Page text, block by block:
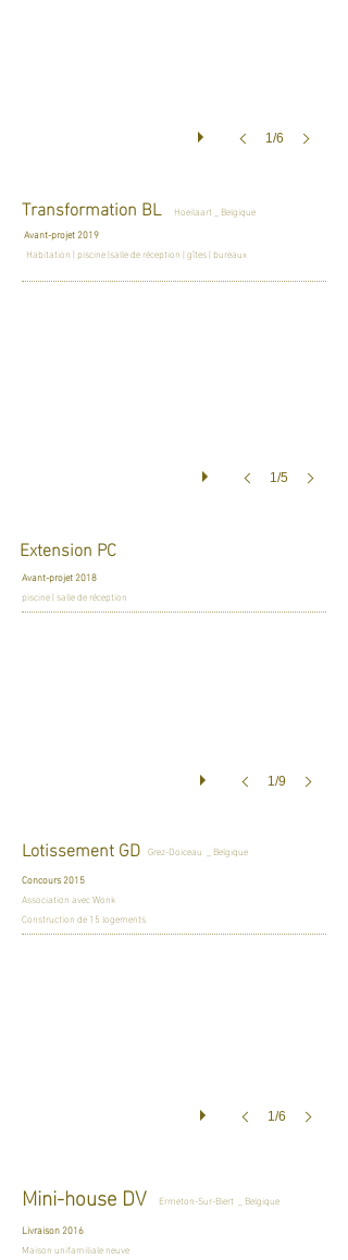
1/6
Transformation BL
Hoeilaart _ Belgique
Avant-projet 2019
Habitation | piscine |salle de réception | gîtes | bureaux
1/5
Extension PC
Avant-projet 2018
piscine | salle de réception
1/9
Lotissement GD Grez-Doiceau _ Belgique
Concours 2015
Association avec Wonk
Construction de 15 logements
1/6
Mini-house DV
Ermeton-Sur-Biert _ Belgique
Livraison 2016
Maison unifamiliale neuve